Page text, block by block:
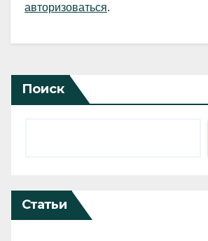
авторизоваться.
Поиск
Статьи